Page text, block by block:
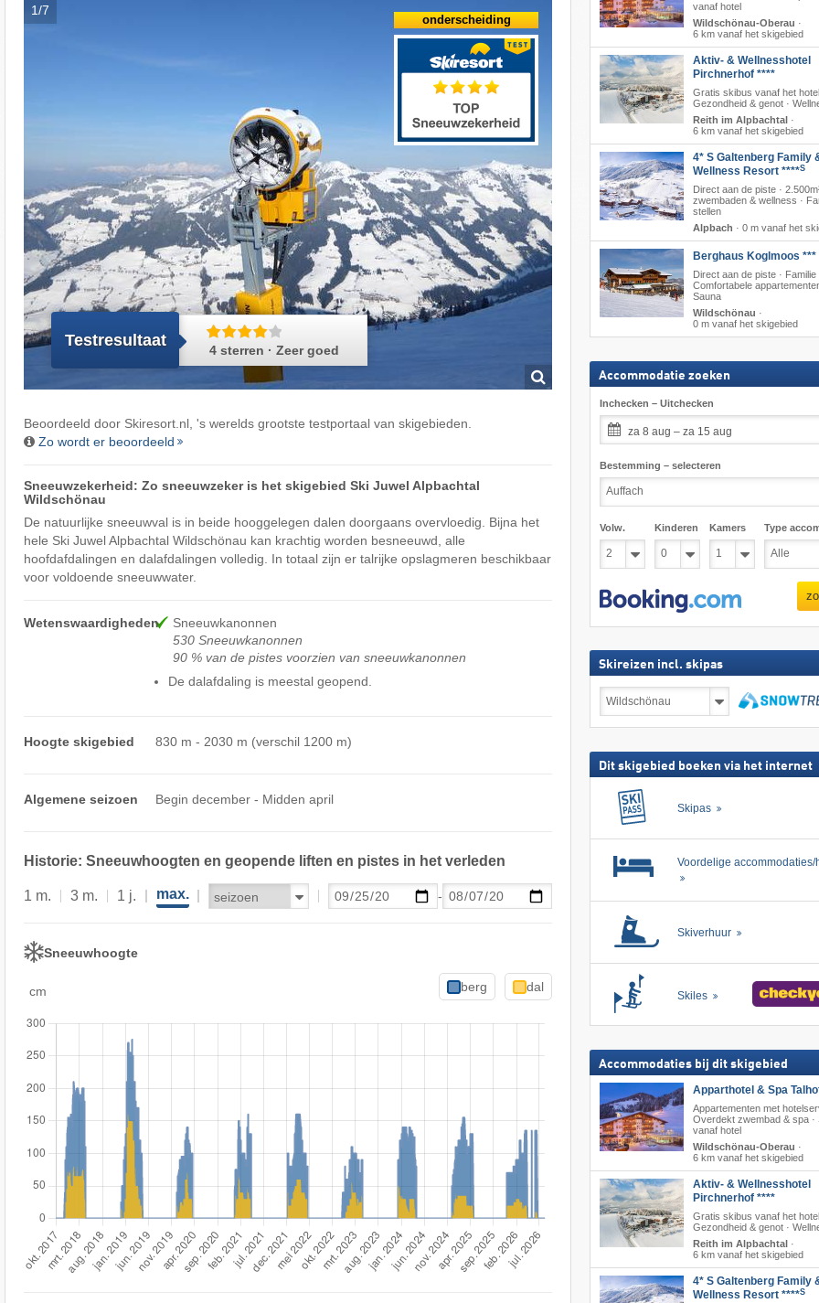
1/7
Testresultaat
4 sterren · Zeer goed
onderscheiding
Beoordeeld door Skiresort.nl, 's werelds grootste testportaal van skigebieden.
Zo wordt er beoordeeld
Sneeuwzekerheid: Zo sneeuwzeker is het skigebied Ski Juwel Alpbachtal
Wildschönau
De natuurlijke sneeuwval is in beide hooggelegen dalen doorgaans overvloedig. Bijna het
hele Ski Juwel Alpbachtal Wildschönau kan krachtig worden besneeuwd, alle
hoofdafdalingen en dalafdalingen volledig. In totaal zijn er talrijke opslagmeren beschikbaar
voor voldoende sneeuwwater.
Wetenswaardigheden
Sneeuwkanonnen
530 Sneeuwkanonnen
90 % van de pistes voorzien van sneeuwkanonnen
De dalafdaling is meestal geopend.
Hoogte skigebied 830 m - 2030 m (verschil 1200 m)
Algemene seizoen Begin december - Midden april
Historie: Sneeuwhoogten en geopende liften en pistes in het verleden
1 m. 3 m. 1 j. max. -
Sneeuwhoogte
cm berg dal
vanaf hotel
Wildschönau-Oberau ·
6 km vanaf het skigebied
Aktiv- & Wellnesshotel
Pirchnerhof ****
Gratis skibus vanaf het hotel
Gezondheid & genot ·
Reith im Alpbachtal·
6 km vanaf het skigebied
4* S Galtenberg Family
Wellness Resort ****S
Direct aan de piste ·
zwembaden & wellness ·
stellen
Alpbach · 0 m vanaf het
Berghaus Koglmoos ***
Direct aan de piste · Familie
Comfortabele
Sauna
Wildschönau ·
0 m vanaf het skigebied
Accommodatie zoeken
Inchecken – Uitchecken
za 8 aug – za 15 aug
Bestemming – selecteren
Volw. Kinderen Kamers Type
Skireizen incl. skipas
incl.
Dit skigebied boeken via het internet
Skipas
Voordelige accommodaties/
Skiverhuur
Skiles
Accommodaties bij dit skigebied
Apparthotel & Spa
Appartementen met
Overdekt zwembad & spa ·
vanaf hotel
Wildschönau-Oberau ·
6 km vanaf het skigebied
Aktiv- & Wellnesshotel
Pirchnerhof ****
Gratis skibus vanaf het hotel
Gezondheid & genot ·
Reith im Alpbachtal ·
6 km vanaf het skigebied
4* S Galtenberg Family
Wellness Resort ****S